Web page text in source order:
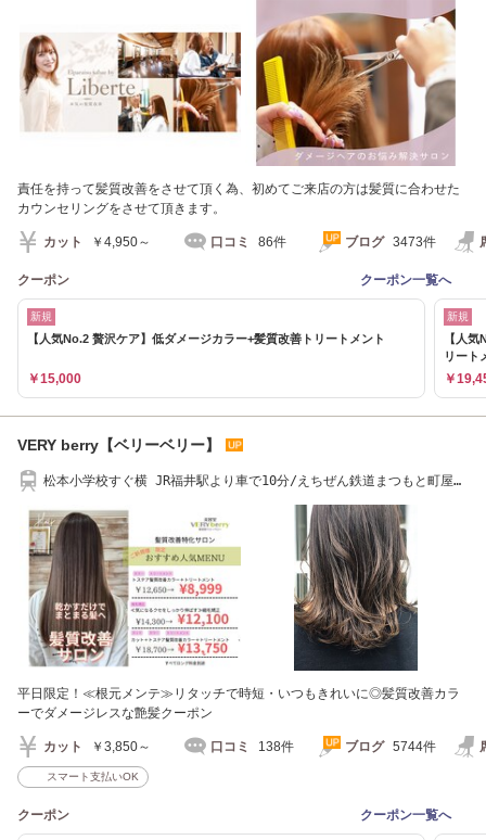
責任を持って髪質改善をさせて頂く為、初めてご来店の方は髪質に合わせた
カウンセリングをさせて頂きます。
カット ￥4,950～ 口コミ 86件 ブログ 3473件
クーポン クーポン一覧へ
新規
【人気No.2 贅沢ケア】低ダメージカラー+髪質改善トリートメント
￥15,000
新規
【人
リート
￥
VERY berry【ベリーベリー】
松本小学校すぐ横 JR福井駅より車で10分/えちぜん鉄道まつもと町屋駅
平日限定！≪根元メンテ≫リタッチで時短・いつもきれいに◎髪質改善カラ
ーでダメージレスな艶髪クーポン
カット ￥3,850～ 口コミ 138件 ブログ 5744件
スマート支払いOK
クーポン クーポン一覧へ